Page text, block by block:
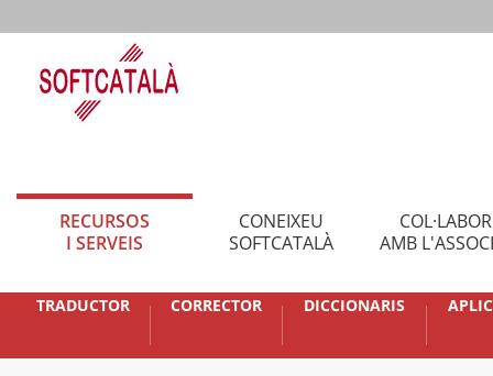
RECURSOS
I SERVEIS
CONEIXEU
SOFTCATALÀ
AMB
TRADUCTOR CORRECTOR DICCIONARIS